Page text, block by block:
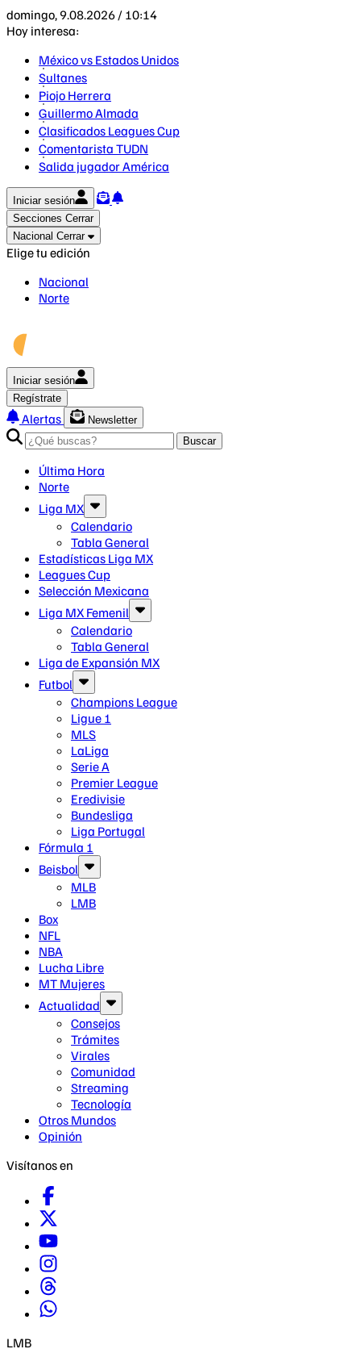
domingo, 9.08.2026 / 10:14
Hoy interesa:
México vs Estados Unidos
Sultanes
Piojo Herrera
Guillermo Almada
Clasificados Leagues Cup
Comentarista TUDN
Salida jugador América
Iniciar sesión
Secciones Cerrar
Nacional Cerrar
Elige tu edición
Nacional
Norte
Iniciar sesión
Regístrate
Alertas
Newsletter
Buscar
Última Hora
Norte
Liga MX
Calendario
Tabla General
Estadísticas Liga MX
Leagues Cup
Selección Mexicana
Liga MX Femenil
Calendario
Tabla General
Liga de Expansión MX
Futbol
Champions League
Ligue 1
MLS
LaLiga
Serie A
Premier League
Eredivisie
Bundesliga
Liga Portugal
Fórmula 1
Beisbol
MLB
LMB
Box
NFL
NBA
Lucha Libre
MT Mujeres
Actualidad
Consejos
Trámites
Virales
Comunidad
Streaming
Tecnología
Otros Mundos
Opinión
Visítanos en
LMB